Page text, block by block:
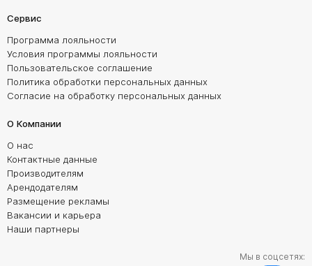
Сервис
Программа лояльности
Условия программы лояльности
Пользовательское соглашение
Политика обработки персональных данных
Согласие на обработку персональных данных
О Компании
О нас
Контактные данные
Производителям
Арендодателям
Размещение рекламы
Вакансии и карьера
Наши партнеры
Мы в соцсетях: